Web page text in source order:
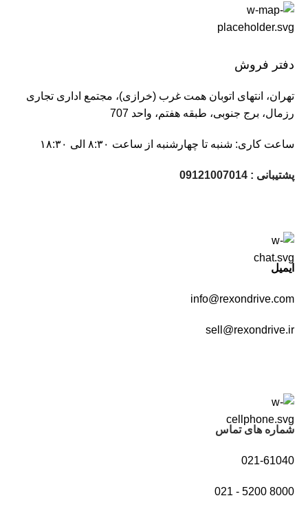
دفتر فروش
تهران، انتهای اتوبان همت غرب (خرازى)، مجتمع ادارى تجارى
رزمال، برج جنوبى، طبقه هفتم، واحد 707
ساعت کاری: شنبه تا چهارشنبه از ساعت ۸:۳۰ الی ۱۸:۳۰
پشتیبانی : 09121007014
ایمیل
info@rexondrive.com
sell@rexondrive.ir
شماره های تماس
021-61040
021 - 5200 8000